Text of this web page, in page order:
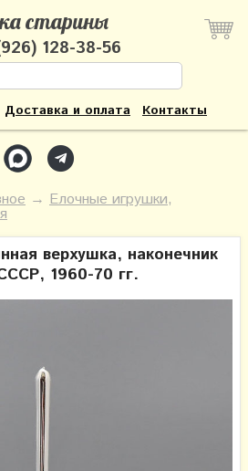
старины
128-38-56
Доставка и оплата Контакты
→ Елочные игрушки,
верхушка, наконечник
1960-70 гг.